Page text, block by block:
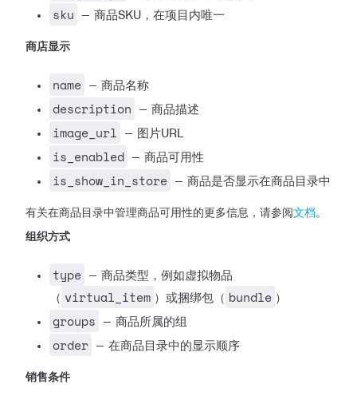
sku — 商品SKU，在项目内唯一
商店显示
name — 商品名称
description — 商品描述
image_url — 图片URL
is_enabled — 商品可用性
is_show_in_store — 商品是否显示在商品目录中
有关在商品目录中管理商品可用性的更多信息，请参阅 文档。
组织方式
type
— 商品类型，例如虚拟物品
（ virtual_item ）或捆绑包（ bundle ）
groups — 商品所属的组
order — 在商品目录中的显示顺序
销售条件